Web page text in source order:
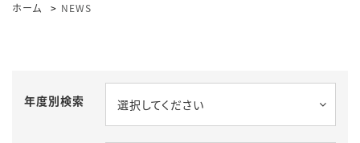
ホーム NEWS
年度別検索 選択してください